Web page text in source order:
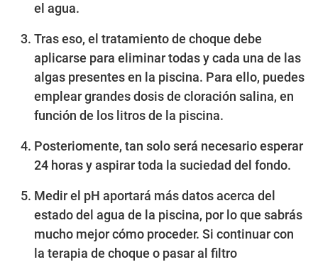
el agua.
Tras eso, el tratamiento de choque debe
aplicarse para eliminar todas y cada una de las
algas presentes en la piscina. Para ello, puedes
emplear grandes dosis de cloración salina, en
función de los litros de la piscina.
Posteriomente, tan solo será necesario esperar
24 horas y aspirar toda la suciedad del fondo.
Medir el pH aportará más datos acerca del
estado del agua de la piscina, por lo que sabrás
mucho mejor cómo proceder. Si continuar con
la terapia de choque o pasar al filtro